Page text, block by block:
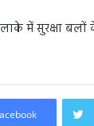
में सुरक्षा